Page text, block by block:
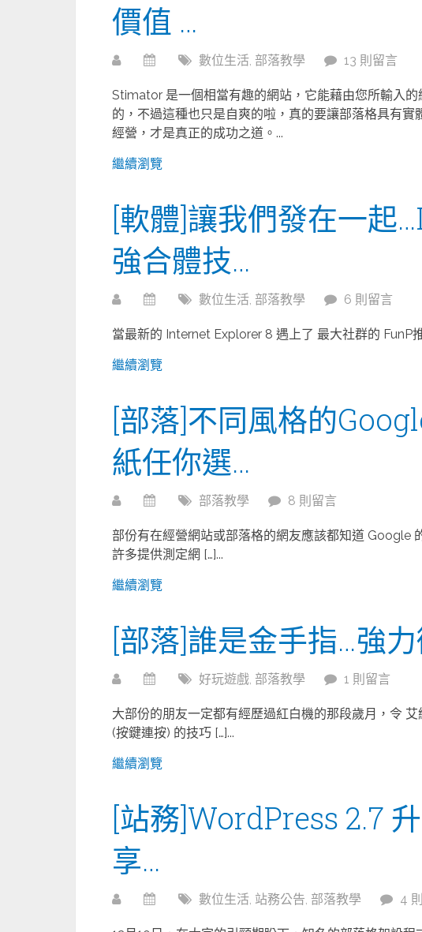
價值 …
數位生活, 部落教學 13 則留言
Stimator 是一個相當有趣的網站，它能藉由您所輸入
的，不過這種也只是自爽的啦，真的要讓部落格具有
經營，才是真正的成功之道。...
繼續瀏覽
[軟體]讓我們發在一起
強合體技…
數位生活, 部落教學 6 則留言
當最新的 Internet Explorer 8 遇上了 最大社群的 FunP
繼續瀏覽
[部落]不同風格的
紙任你選…
部落教學 8 則留言
部份有在經營網站或部落格的網友應該都知道 Google
許多提供測定網 […]...
繼續瀏覽
[部落]誰是金手指…強
好玩遊戲, 部落教學 1 則留言
大部份的朋友一定都有經歷過紅白機的那段歲月，令
(按鍵連按) 的技巧 […]...
繼續瀏覽
[站務]WordPress 2.7
享…
數位生活, 站務公告, 部落教學 4